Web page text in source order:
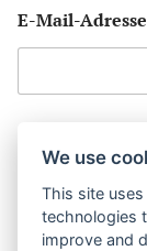
-
M
i
E-Mail-Adresse
We use
This site
technologies
improve and